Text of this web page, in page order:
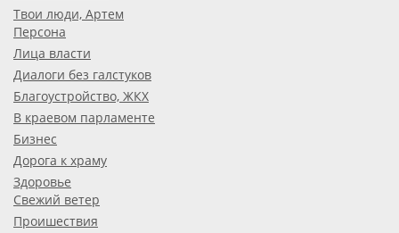
Твои люди, Артем
Персона
Лица власти
Диалоги без галстуков
Благоустройство, ЖКХ
В краевом парламенте
Бизнес
Дорога к храму
Здоровье
Свежий ветер
Проишествия